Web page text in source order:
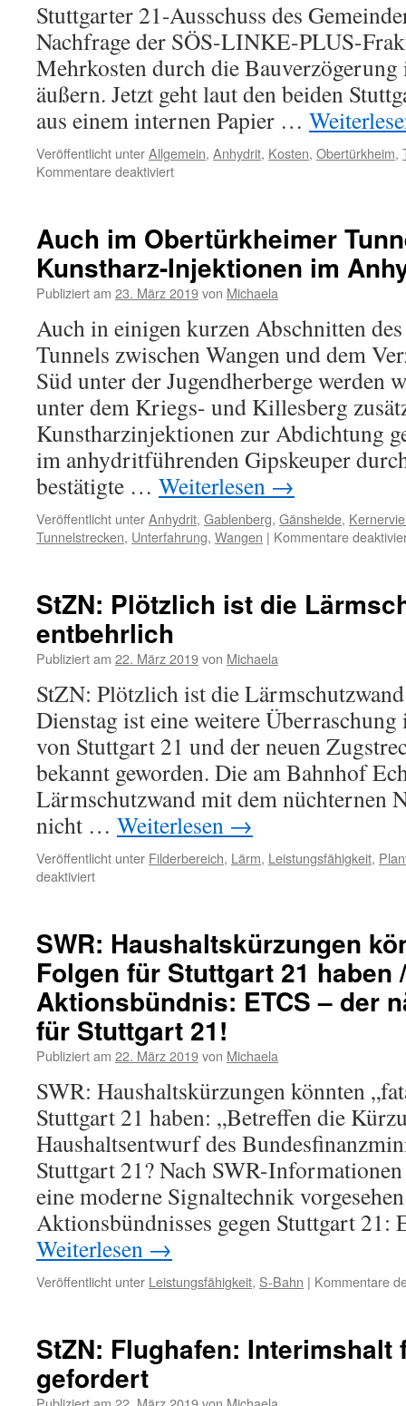
Stuttgarter 21-Ausschuss des
Nachfrage der SÖS-LINKE-PLUS-
Mehrkosten durch die
äußern. Jetzt geht laut den beiden
aus einem internen Papier …
Veröffentlicht unterAllgemein, Anhydrit, Kosten, Obertürkheim,
Kommentare deaktiviert
Auch im Obertürkheimer
Kunstharz-Injektionen im
Publiziert am 23. März 2019von Michaela
Auch in einigen kurzen Abschnitten
Tunnels zwischen Wangen und dem
Süd unter der Jugendherberge werden
unter dem Kriegs- und Killesberg
Kunstharzinjektionen zur Abdichtung
im anhydritführenden Gipskeuper
bestätigte … Weiterlesen →
Veröffentlicht unterAnhydrit, Gablenberg, Gänsheide,
Tunnelstrecken, Unterfahrung, Wangen | Kommentare
StZN: Plötzlich ist die
entbehrlich
Publiziert am 22. März 2019von Michaela
StZN: Plötzlich ist die
Dienstag ist eine weitere
von Stuttgart 21 und der neuen
bekannt geworden. Die am Bahnhof
Lärmschutzwand mit dem nüchternen
nicht … Weiterlesen →
Veröffentlicht unter Filderbereich, Lärm, Leistungsfähigkeit,
deaktiviert
SWR: Haushaltskürzungen
Folgen für Stuttgart 21 haben
Aktionsbündnis: ETCS – der
für Stuttgart 21!
Publiziert am 22. März 2019von Michaela
SWR: Haushaltskürzungen könnten
Stuttgart 21 haben: „Betreffen die
Haushaltsentwurf des
Stuttgart 21? Nach SWR-
eine moderne Signaltechnik
Aktionsbündnisses gegen Stuttgart
Weiterlesen →
Veröffentlicht unter Leistungsfähigkeit, S-Bahn | Kommentare
StZN: Flughafen: Interimshalt
gefordert